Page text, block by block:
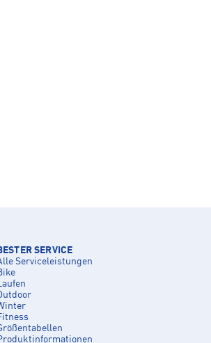
SERVICE
Serviceleistungen
Laufen